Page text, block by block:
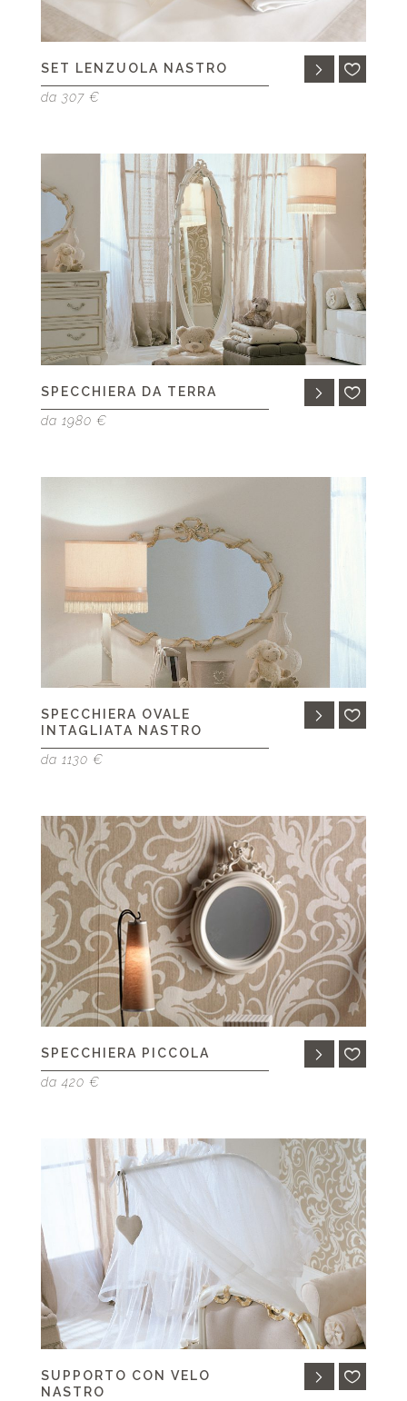
SET LENZUOLA NASTRO
da 307 €
SPECCHIERA DA TERRA
da 1980 €
SPECCHIERA OVALE
INTAGLIATA NASTRO
da 1130 €
SPECCHIERA PICCOLA
da 420 €
SUPPORTO CON VELO
NASTRO